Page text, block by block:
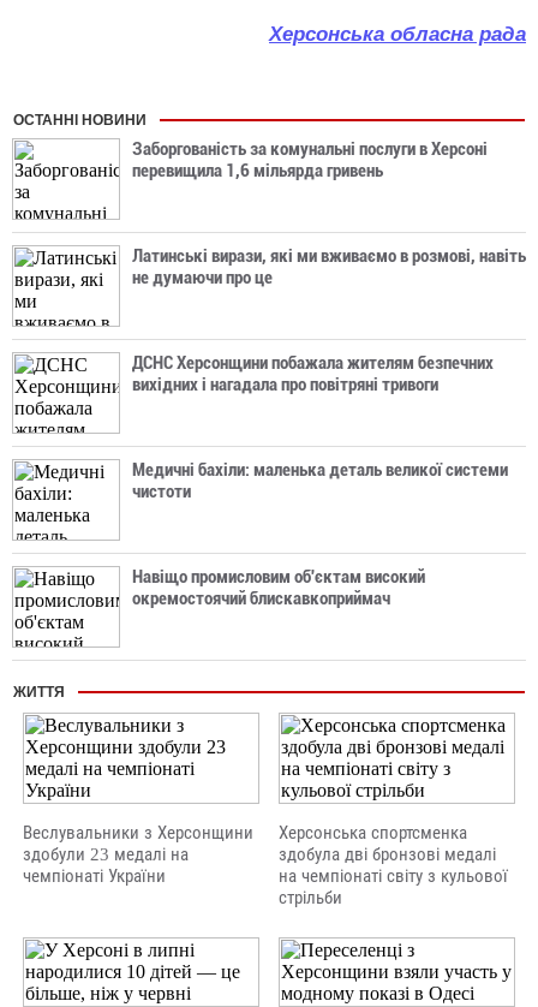
Херсонська обласна рада
ОСТАННІ НОВИНИ
Заборгованість за комунальні послуги в Херсоні
перевищила 1,6 мільярда гривень
Латинські вирази, які ми вживаємо в розмові, навіть
не думаючи про це
ДСНС Херсонщини побажала жителям безпечних
вихідних і нагадала про повітряні тривоги
Медичні бахіли: маленька деталь великої системи
чистоти
Навіщо промисловим об'єктам високий
окремостоячий блискавкоприймач
ЖИТТЯ
Веслувальники з Херсонщини
здобули 23 медалі на
чемпіонаті України
Херсонська спортсменка
здобула дві бронзові медалі
на чемпіонаті світу з кульової
стрільби